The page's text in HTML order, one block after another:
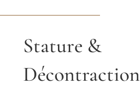
Stature &
Décontraction